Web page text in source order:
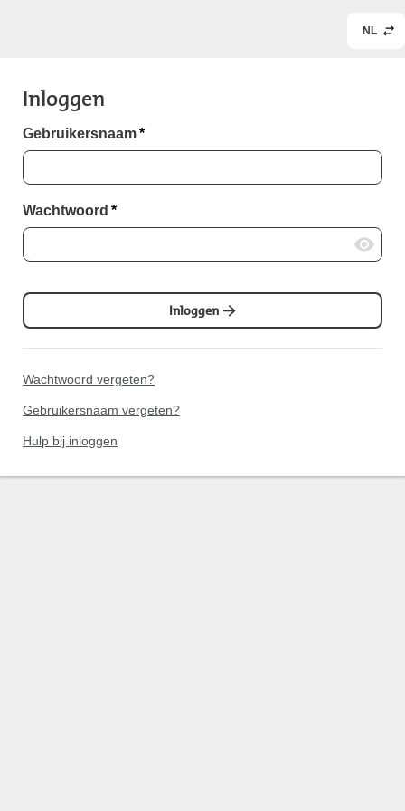
NL
Inloggen
Gebruikersnaam*
Wachtwoord *
Inloggen
Wachtwoord vergeten?
Gebruikersnaam vergeten?
Hulp bij inloggen